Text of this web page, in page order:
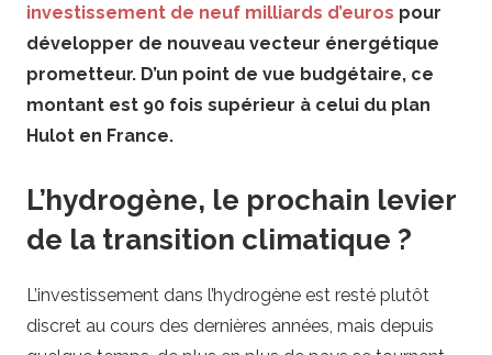
investissement de neuf milliards d’euros pour
développer de nouveau vecteur énergétique
prometteur. D’un point de vue budgétaire, ce
montant est 90 fois supérieur à celui du plan
Hulot en France.
L’hydrogène, le prochain levier
de la transition climatique ?
L’investissement dans l’hydrogène est resté plutôt
discret au cours des dernières années, mais depuis